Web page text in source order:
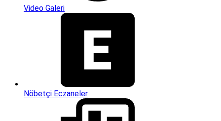
Video Galeri
Nöbetçi Eczaneler